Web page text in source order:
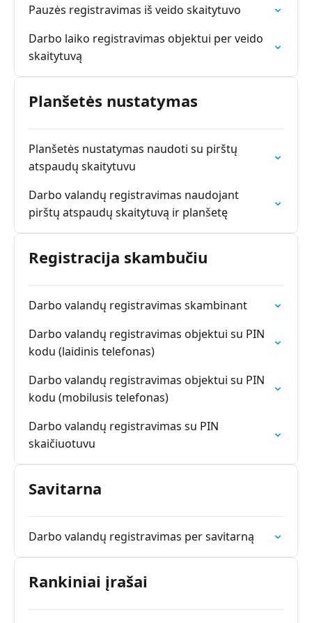
Pauzės registravimas iš veido skaitytuvo
Darbo laiko registravimas objektui per veido
skaitytuvą
Planšetės nustatymas
Planšetės nustatymas naudoti su pirštų
atspaudų skaitytuvu
Darbo valandų registravimas naudojant
pirštų atspaudų skaitytuvą ir planšetę
Registracija skambučiu
Darbo valandų registravimas skambinant
Darbo valandų registravimas objektui su PIN
kodu (laidinis telefonas)
Darbo valandų registravimas objektui su PIN
kodu (mobilusis telefonas)
Darbo valandų registravimas su PIN
skaičiuotuvu
Savitarna
Darbo valandų registravimas per savitarną
Rankiniai įrašai